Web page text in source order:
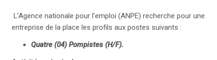
L’Agence nationale pour l’emploi (ANPE) recherche pour une
entreprise de la place les profils aux postes suivants :
Quatre (04) Pompistes (H/F).